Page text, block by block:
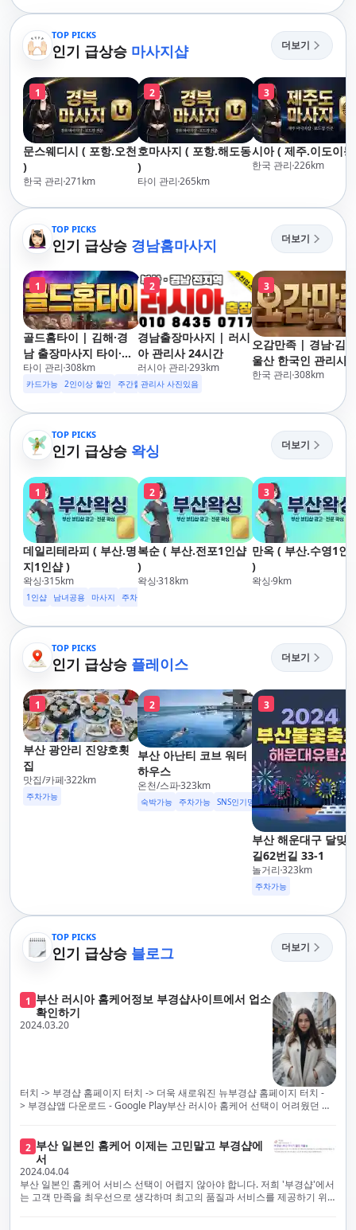
TOP PICKS
인기 급상승 마사지샵 더보기
1
문스웨디시 ( 포항.오천
)
한국 관리 271km
2
호마사지 ( 포항.해도동
)
타이 관리 265km
3
시아 ( 제주.이도이
한국 관리 226km
TOP PICKS
인기 급상승 경남홈마사지 더보기
1
골드홈타이 | 김해·경
남 출장마사지 타이·아
로마·스웨디시
타이 관리 308km
카드가능 2인이상 할인 주간할인 후기할인 생일할인
2
경남출장마사지 | 러시
아 관리사 24시간
러시아 관리 293km
관리사 사진있음
3
오감만족 | 경남·김
울산 한국인 관리사
장마사지
한국 관리 308km
TOP PICKS
인기 급상승 왁싱 더보기
1
데일리테라피 ( 부산.명
지1인샵 )
왁싱315km
1인샵 남녀공용 마사지 주차가능
2
복순 ( 부산.전포1인샵
)
왁싱318km
3
만옥 ( 부산.수영1인
)
왁싱9km
TOP PICKS
인기 급상승 플레이스 더보기
1
부산 광안리 진양호횟
집
맛집/카페322km
주차가능
2
부산 아난티 코브 워터
하우스
온천/스파323km
숙박가능 주차가능 SNS인기명소
3
부산 해운대구 달맞
길62번길 33-1
놀거리 323km
주차가능
TOP PICKS
인기 급상승 블로그 더보기
1 부산 러시아 홈케어정보 부경샵사이트에서 업소
확인하기
2024.03.20
터치 -> 부경샵 홈페이지 터치 -> 더욱 새로워진 뉴부경샵 홈페이지 터치 -
> 부경샵앱 다운로드 - Google Play부산 러시아 홈케어 선택이 어려웠던 시
스의 모든 과정을 후불제로 운영합니다. 이는 고객님의 최대 편의를 보장하
기 위한 부경샵의 약속입니다.부경샵은 현장에서 바로 고객님께 서비스를
제공하는 깨끗하고 전문적으로 훈련된 관리사들을 다수 보유하고 있음을 자
랑스럽게 생각합니다. 이는 프리미엄 부산 러시아 홈케어 경험을 제공하기
위한 부경샵의 노력의 일환입니다.현 시대의 불확실성 속에서, 안전은 부경
2 부산 일본인 홈케어 이제는 고민말고 부경샵에
서
2024.04.04
부산 일본인 홈케어 서비스 선택이 어렵지 않아야 합니다. 저희 '부경샵'에서
는 고객 만족을 최우선으로 생각하며 최고의 품질과 서비스를 제공하기 위